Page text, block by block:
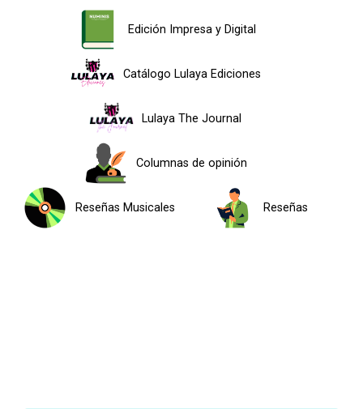
Edición Impresa y Digital
Catálogo Lulaya Ediciones
Lulaya The Journal
Columnas de opinión
Reseñas Musicales Reseñas